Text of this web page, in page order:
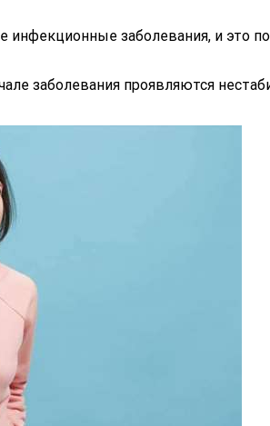
заболевания, и это
заболевания проявляются